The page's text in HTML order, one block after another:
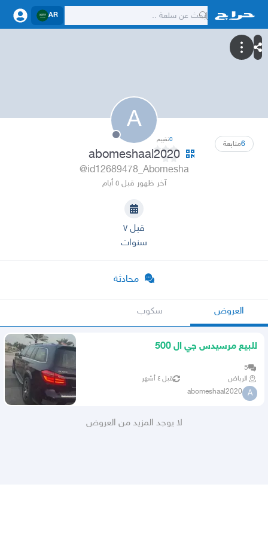
AR
A
6متابعة 0تقييم
abomeshaal2020
@id12689478_Abomesha
آخر ظهور قبل ٥ أيام
قبل ٧
سنوات
محادثة
العروض سكوب
للبيع مرسيدس جي ال 500
5
الرياض
قبل ٤ أشهر
A
abomeshaal2020
لا يوجد المزيد من العروض